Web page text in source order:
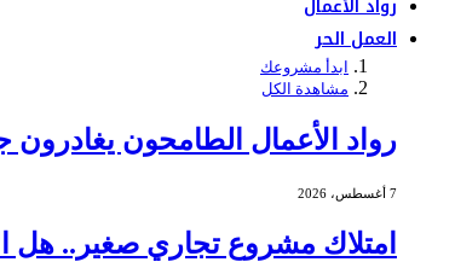
رواد الأعمال
العمل الحر
ابدأ مشروعك
مشاهدة الكل
رواد الأعمال الطامحون يغادرون
7 أغسطس، 2026
امتلاك مشروع تجاري صغير.. هل